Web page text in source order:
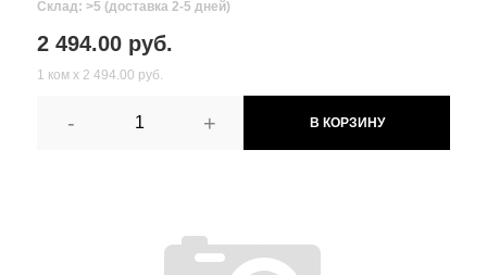
Склад: >5 (доставка 2-5 дней)
2 494.00 руб.
1 ком х 2 494.00 руб.
- + В КОРЗИНУ